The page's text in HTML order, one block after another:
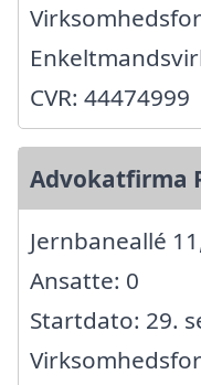
CVR: 44474999
Advokatfirma
Jernbaneallé
Ansatte: 0
Startdato: 29.